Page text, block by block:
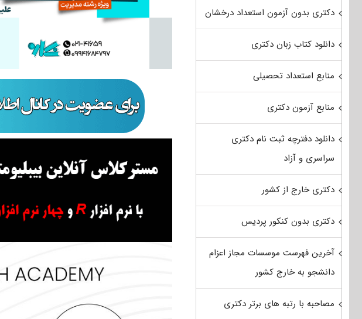
دکتری بدون آزمون استعداد درخشان
دانلود کتاب زبان دکتری
منابع استعداد تحصیلی
منابع آزمون دکتری
دانلود دفترچه ثبت نام دکتری
سراسری و آزاد
دکتری خارج از کشور
دکتری بدون کنکور پردیس
آخرین فهرست موسسات مجاز اعزام
دانشجو به خارج کشور
مصاحبه با رتبه های برتر دکتری